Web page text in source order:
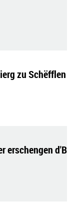
zu Schëfflen
erschengen d'B